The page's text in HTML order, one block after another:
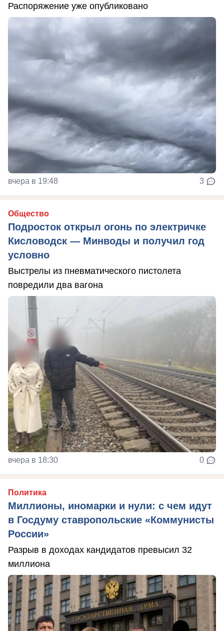
Распоряжение уже опубликовано
вчера в 19:48 3
Общество
Подросток открыл огонь по электричке
Кисловодск — Минводы и получил год
условно
Выстрелы из пневматического пистолета
повредили два вагона
вчера в 18:30 0
Политика
Миллионы, иномарки и нули: с чем идут
в Госдуму ставропольские «Коммунисты
России»
Разрыв в доходах кандидатов превысил 32
миллиона